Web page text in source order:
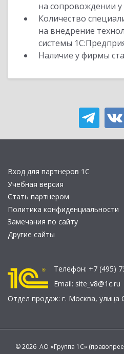
на сопровождении
Количество
на внедрение
системы
Наличие у фирмы
Вход для партнеров 1С
Учебная версия
Стать партнером
Политика конфиденциальности
Замечания по сайту
Другие сайты
Телефон: +7 (495)
Email: site_v8@1c.ru
Отдел продаж: г. Москва, улица
© 2026 АО «Группа 1С»